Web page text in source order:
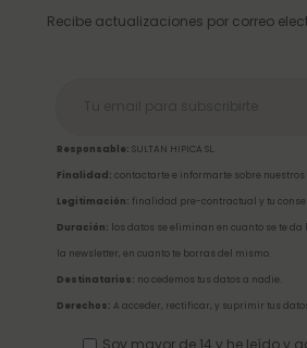
Recibe actualizaciones por correo
Responsable: SULTAN HIPICA SL.
Finalidad: contactarte e informarte sobre
Legitimación: finalidad pre-contractual y tu
Duración: los datos se eliminan en cuanto se te
la newsletter, en cuanto te borras del mismo.
Destinatarios: no cedemos tus datos a nadie.
Derechos: A acceder, rectificar, y suprimir tus